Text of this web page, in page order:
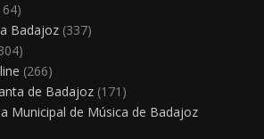
Badajoz(337)
(266)
de Badajoz(171)
Municipal de Música de Badajoz